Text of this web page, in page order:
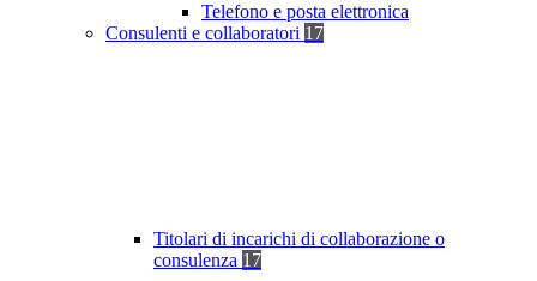
Telefono e posta elettronica
Consulenti e collaboratori 17
Titolari di incarichi di collaborazione o
consulenza 17